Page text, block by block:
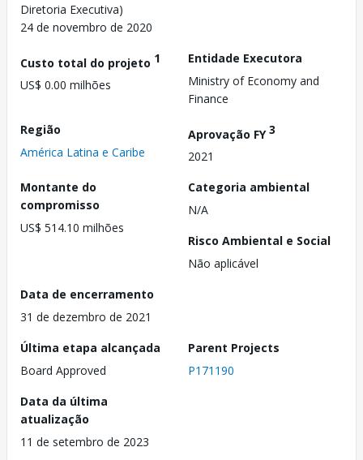
Diretoria Executiva)
24 de novembro de 2020
Custo total do projeto 1
US$ 0.00 milhões
Entidade Executora
Ministry of Economy and
Finance
Região
América Latina e Caribe
Aprovação FY3
2021
Montante do
compromisso
US$ 514.10 milhões
Categoria ambiental
N/A
Risco Ambiental e Social
Não aplicável
Data de encerramento
31 de dezembro de 2021
Última etapa alcançada
Board Approved
Parent Projects
P171190
Data da última
atualização
11 de setembro de 2023